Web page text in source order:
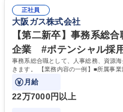
のご応募をお待ちしております。 募集職種 【第二新卒オープンポジショ
ン】業界未経験歓迎/自社ゲーム/
正社員
大阪ガス株式会社
【第二新卒】事務系総
企業 #ポテンシャル採
事務系総合職として、人事総務、資源
きます。 【業務内容の一例】■所属事
門の企画スタッフ、ルート営業
月給
22万7000円以上